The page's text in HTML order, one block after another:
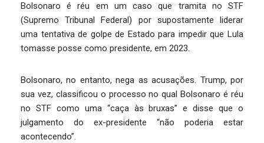
Bolsonaro é réu em um caso que tramita no STF
(Supremo Tribunal Federal) por supostamente liderar
uma tentativa de golpe de Estado para impedir que Lula
tomasse posse como presidente, em 2023.
Bolsonaro, no entanto, nega as acusações. Trump, por
sua vez, classificou o processo no qual Bolsonaro é réu
no STF como uma “caça às bruxas” e disse que o
julgamento do ex-presidente “não poderia estar
acontecendo”.